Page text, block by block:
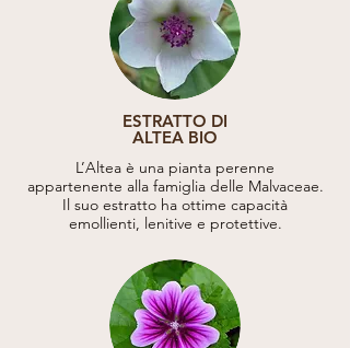
ESTRATTO DI
ALTEA BIO
L’Altea è una pianta perenne
appartenente alla famiglia delle Malvaceae.
Il suo estratto ha ottime capacità
emollienti, lenitive e protettive.